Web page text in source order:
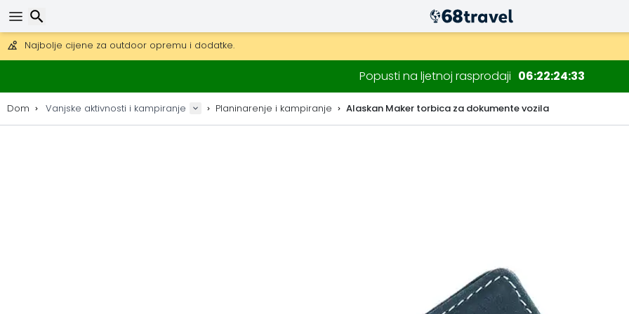
Mogućnost slanja DHL Expressom (dostava unutar 24 sata)
30 dana za povrat, 90 dana za drvene karte i dekoracije.
Najbolje cijene za outdoor opremu i dodatke.
Popusti na ljetnoj rasprodaji 06222432
Dom Vanjske aktivnosti i kampiranje Planinarenje i kampiranje Alaskan Maker torbica za dokumente vozila